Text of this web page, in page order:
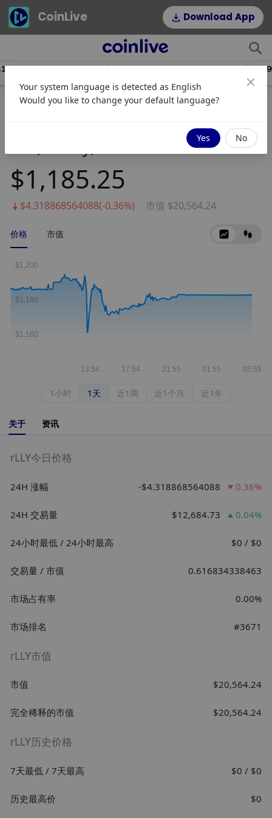
CoinLive Download App
2.64%
$1,185.25
$4.318868564088(-0.36%) 市值 $20,564.24
价格 市值
1小时 1天 近1周 近1个月 近1年
关于 资讯
rLLY今日价格
24H 涨幅 -$4.318868564088 0.36%
24H 交易量 $12,684.73 0.04%
24小时最低 / 24小时最高 $0 / $0
交易量 / 市值 0.616834338463
市场占有率 0.00%
市场排名 #3671
rLLY市值
市值 $20,564.24
完全稀释的市值 $20,564.24
rLLY历史价格
7天最低 / 7天最高 $0 / $0
历史最高价 $0
Your system language is detected as English
Would you like to change your default language?
Yes No